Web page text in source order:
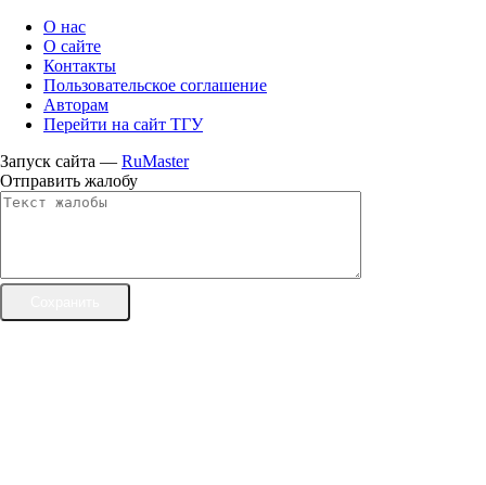
О нас
О сайте
Контакты
Пользовательское соглашение
Авторам
Перейти на сайт ТГУ
Запуск сайта — RuMaster
Отправить жалобу